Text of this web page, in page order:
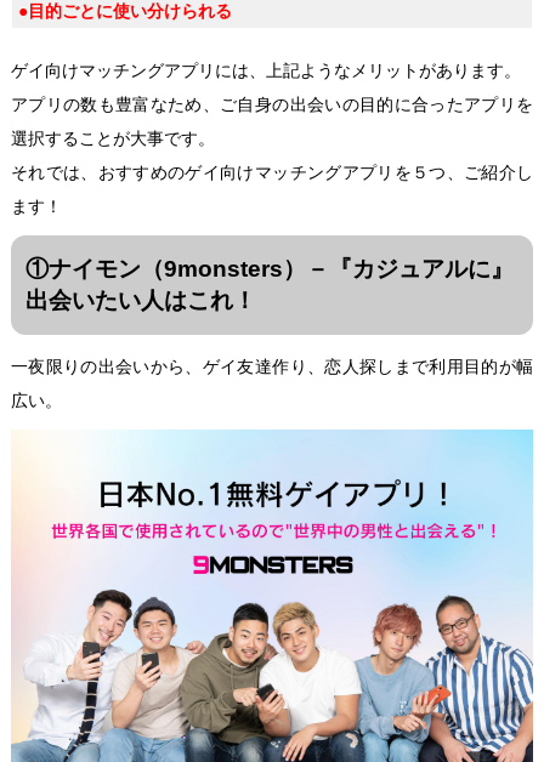
●目的ごとに使い分けられる
ゲイ向けマッチングアプリには、上記ようなメリットがあります。
アプリの数も豊富なため、ご自身の出会いの目的に合ったアプリを
選択することが大事です。
それでは、おすすめのゲイ向けマッチングアプリを５つ、ご紹介し
ます！
①ナイモン（9monsters）－『カジュアルに』
出会いたい人はこれ！
一夜限りの出会いから、ゲイ友達作り、恋人探しまで利用目的が幅
広い。